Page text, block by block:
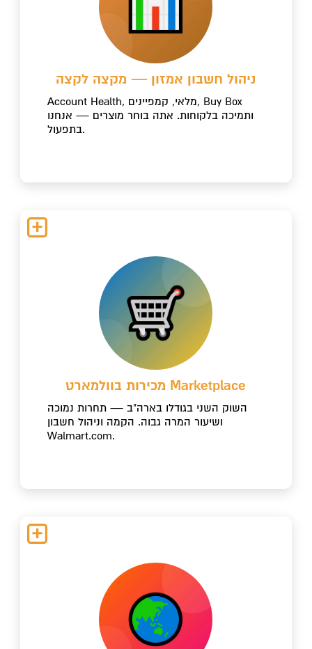
ניהול חשבון אמזון — מקצה לקצה
Account Health, מלאי, קמפיינים, Buy Box
ותמיכה בלקוחות. אתה בוחר מוצרים — אנחנו
בתפעול.
מכירות בוולמארט Marketplace
השוק השני בגודלו בארה"ב — תחרות נמוכה
ושיעור המרה גבוה. הקמה וניהול חשבון
Walmart.com.